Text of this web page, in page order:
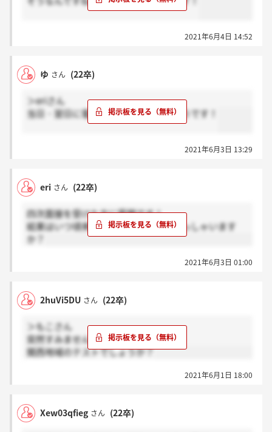
2021年6月4日 14:52
ゆ さん (22卒)
＞eriさん
当日・翌日に電話で来ている方いるそうです！
2021年6月3日 13:29
eri さん (22卒)
四次面接を受けた方に質問です！
結果はいつ頃来られるか聞いた方いらっしゃいます
か？
2021年6月3日 01:00
2huVi5DU さん (22卒)
＞もこさん
突然すみません！
関西地域のテストでしょうか？
2021年6月1日 18:00
Xew03qfieg さん (22卒)